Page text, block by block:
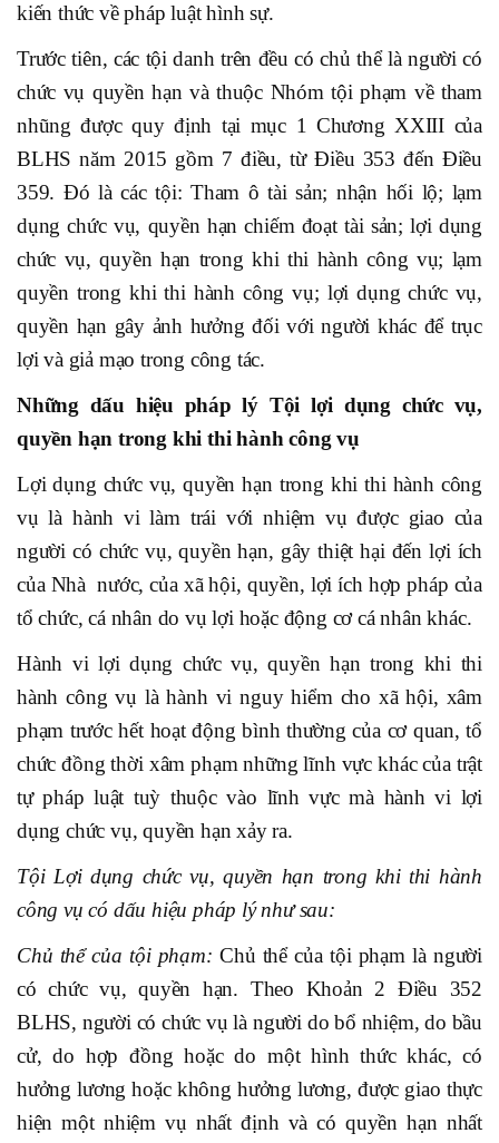
kiến thức về pháp luật hình sự.
Trước tiên, các tội danh trên đều có chủ thể là người có
chức vụ quyền hạn và thuộc Nhóm tội phạm về tham
nhũng được quy định tại mục 1 Chương XXIII của
BLHS năm 2015 gồm 7 điều, từ Điều 353 đến Điều
359. Đó là các tội: Tham ô tài sản; nhận hối lộ; lạm
dụng chức vụ, quyền hạn chiếm đoạt tài sản; lợi dụng
chức vụ, quyền hạn trong khi thi hành công vụ; lạm
quyền trong khi thi hành công vụ; lợi dụng chức vụ,
quyền hạn gây ảnh hưởng đối với người khác để trục
lợi và giả mạo trong công tác.
Những dấu hiệu pháp lý Tội lợi dụng chức vụ,
quyền hạn trong khi thi hành công vụ
Lợi dụng chức vụ, quyền hạn trong khi thi hành công
vụ là hành vi làm trái với nhiệm vụ được giao của
người có chức vụ, quyền hạn, gây thiệt hại đến lợi ích
của Nhà nước, của xã hội, quyền, lợi ích hợp pháp của
tổ chức, cá nhân do vụ lợi hoặc động cơ cá nhân khác.
Hành vi lợi dụng chức vụ, quyền hạn trong khi thi
hành công vụ là hành vi nguy hiểm cho xã hội, xâm
phạm trước hết hoạt động bình thường của cơ quan, tổ
chức đồng thời xâm phạm những lĩnh vực khác của trật
tự pháp luật tuỳ thuộc vào lĩnh vực mà hành vi lợi
dụng chức vụ, quyền hạn xảy ra.
Tội Lợi dụng chức vụ, quyền hạn trong khi thi hành
công vụ có dấu hiệu pháp lý như sau:
Chủ thể của tội phạm: Chủ thể của tội phạm là người
có chức vụ, quyền hạn. Theo Khoản 2 Điều 352
BLHS, người có chức vụ là người do bổ nhiệm, do bầu
cử, do hợp đồng hoặc do một hình thức khác, có
hưởng lương hoặc không hưởng lương, được giao thực
hiện một nhiệm vụ nhất định và có quyền hạn nhất